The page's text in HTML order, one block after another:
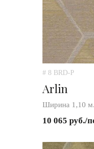
# 8 BRD-P
Arlin
Ширина 1,10 м.
10 065 руб./